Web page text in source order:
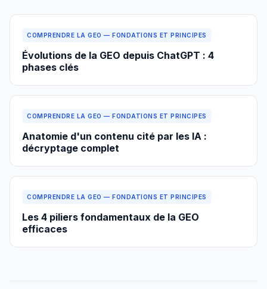
COMPRENDRE LA GEO — FONDATIONS ET PRINCIPES
Évolutions de la GEO depuis ChatGPT : 4
phases clés
COMPRENDRE LA GEO — FONDATIONS ET PRINCIPES
Anatomie d'un contenu cité par les IA :
décryptage complet
COMPRENDRE LA GEO — FONDATIONS ET PRINCIPES
Les 4 piliers fondamentaux de la GEO
efficaces